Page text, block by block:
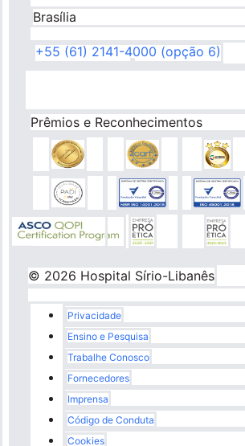
Brasília
+55 (61) 2141-4000 (opção 6)
Prêmios e Reconhecimentos
© 2026 Hospital Sírio-Libanês
Rodapé
Privacidade
Ensino e Pesquisa
Trabalhe Conosco
Fornecedores
Imprensa
Código de Conduta
Cookies